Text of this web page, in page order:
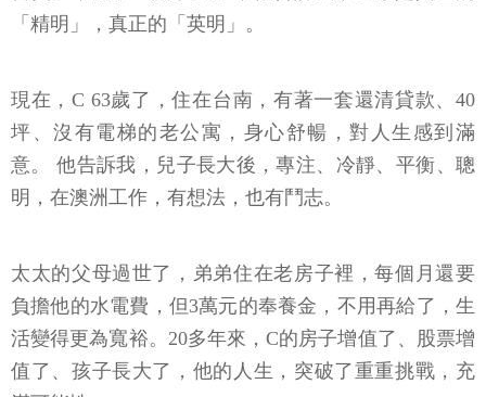
「精明」，真正的「英明」。
現在，C 63歲了，住在台南，有著一套還清貸款、40
坪、沒有電梯的老公寓，身心舒暢，對人生感到滿
意。 他告訴我，兒子長大後，專注、冷靜、平衡、聰
明，在澳洲工作，有想法，也有鬥志。
太太的父母過世了，弟弟住在老房子裡，每個月還要
負擔他的水電費，但3萬元的奉養金，不用再給了，生
活變得更為寬裕。20多年來，C的房子增值了、股票增
值了、孩子長大了，他的人生，突破了重重挑戰，充